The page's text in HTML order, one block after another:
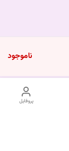
ناموجود
پروفایل